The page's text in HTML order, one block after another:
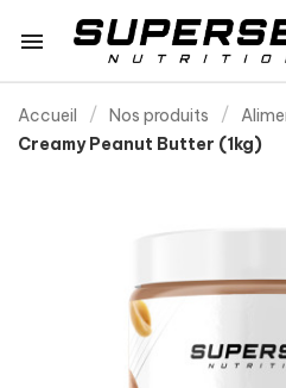

Accueil Nos produits
Creamy Peanut Butter (1kg)